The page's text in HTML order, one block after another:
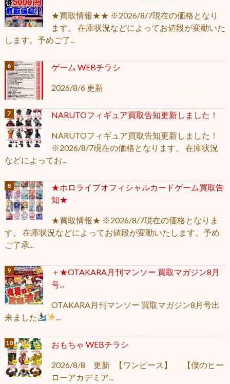
★買取情報★★ ※2026/8/7現在の価格となり
ます。 在庫状況などによってお値段が変動いた
します。予めご了...
ゲーム WEBチラシ
2026/8/6 更新
NARUTOフィギュア買取告知更新しました！
NARUTOフィギュア買取告知更新しました！
※2026/8/7現在の価格となります。 在庫状況
などによってお...
★ホロライブオフィシャルカードゲーム買取告
知★
★買取情報★ ※2026/8/7現在の価格となりま
す。 在庫状況などによってお値段が変動いたします。予め
ご了承...
＋★OTAKARA月刊マンソー 買取マガジン8月
号...
OTAKARA月刊マンソー 買取マガジン8月号出
来ました
おもちゃ WEBチラシ
2026/8/8 更新 【ワンピース】 【僕のヒー
ローアカデミア...